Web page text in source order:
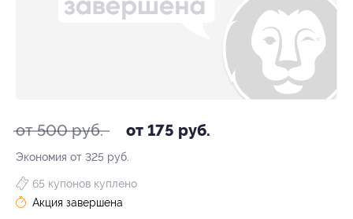
от 500 руб. от 175 руб.
Экономия от 325 руб.
65 купонов куплено
Акция завершена